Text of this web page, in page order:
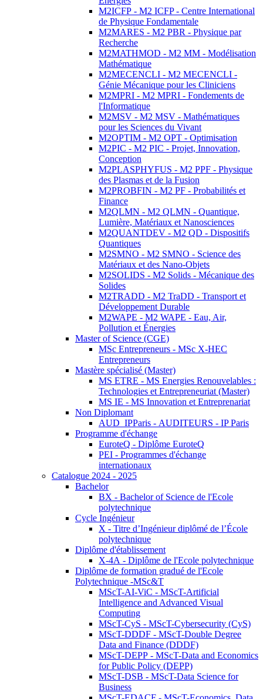
M2ICFP - M2 ICFP - Centre International
de Physique Fondamentale
M2MARES - M2 PBR - Physique par
Recherche
M2MATHMOD - M2 MM - Modélisation
Mathématique
M2MECENCLI - M2 MECENCLI -
Génie Mécanique pour les Cliniciens
M2MPRI - M2 MPRI - Fondements de
l'Informatique
M2MSV - M2 MSV - Mathématiques
pour les Sciences du Vivant
M2OPTIM - M2 OPT - Optimisation
M2PIC - M2 PIC - Projet, Innovation,
Conception
M2PLASPHYFUS - M2 PPF - Physique
des Plasmas et de la Fusion
M2PROBFIN - M2 PF - Probabilités et
Finance
M2QLMN - M2 QLMN - Quantique,
Lumière, Matériaux et Nanosciences
M2QUANTDEV - M2 QD - Dispositifs
Quantiques
M2SMNO - M2 SMNO - Science des
Matériaux et des Nano-Objets
M2SOLIDS - M2 Solids - Mécanique des
Solides
M2TRADD - M2 TraDD - Transport et
Développement Durable
M2WAPE - M2 WAPE - Eau, Air,
Pollution et Énergies
Master of Science (CGE)
MSc Entrepreneurs - MSc X-HEC
Entrepreneurs
Mastère spécialisé (Master)
MS ETRE - MS Energies Renouvelables :
Technologies et Entrepreneuriat (Master)
MS IE - MS Innovation et Entreprenariat
Non Diplomant
AUD_IPParis - AUDITEURS - IP Paris
Programme d'échange
EuroteQ - Diplôme EuroteQ
PEI - Programmes d'échange
internationaux
Catalogue 2024 - 2025
Bachelor
BX - Bachelor of Science de l'Ecole
polytechnique
Cycle Ingénieur
X - Titre d’Ingénieur diplômé de l’École
polytechnique
Diplôme d'établissement
X-4A - Diplôme de l'Ecole polytechnique
Diplôme de formation gradué de l'Ecole
Polytechnique -MSc&T
MScT-AI-ViC - MScT-Artificial
Intelligence and Advanced Visual
Computing
MScT-CyS - MScT-Cybersecurity (CyS)
MScT-DDDF - MScT-Double Degree
Data and Finance (DDDF)
MScT-DEPP - MScT-Data and Economics
for Public Policy (DEPP)
MScT-DSB - MScT-Data Science for
Business